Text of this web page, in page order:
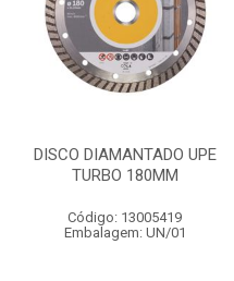
DISCO DIAMANTADO UPE
TURBO 180MM
Código: 13005419
Embalagem: UN/01